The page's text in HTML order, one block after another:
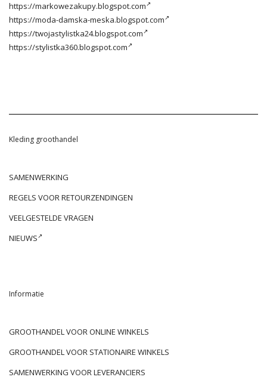
https://markowezakupy.blogspot.com
https://moda-damska-meska.blogspot.com
https://twojastylistka24.blogspot.com
https://stylistka360.blogspot.com
Kleding groothandel
SAMENWERKING
REGELS VOOR RETOURZENDINGEN
VEELGESTELDE VRAGEN
NIEUWS
Informatie
GROOTHANDEL VOOR ONLINE WINKELS
GROOTHANDEL VOOR STATIONAIRE WINKELS
SAMENWERKING VOOR LEVERANCIERS